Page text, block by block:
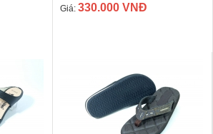
Giá: 330.000 VNĐ